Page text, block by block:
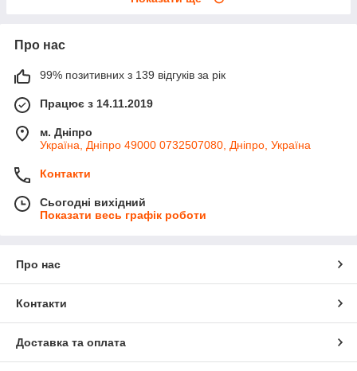
Про нас
99% позитивних з 139 відгуків за рік
Працює з 14.11.2019
м. Дніпро
Україна, Дніпро 49000 0732507080, Дніпро, Україна
Контакти
Сьогодні вихідний
Показати весь графік роботи
Про нас
Контакти
Доставка та оплата